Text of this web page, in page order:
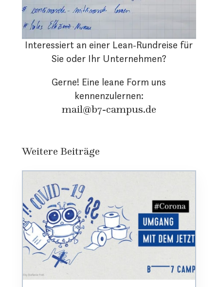
Interessiert an einer Lean-Rundreise für
Sie oder Ihr Unternehmen?
Gerne! Eine leane Form uns
kennenzulernen:
mail@b7-campus.de
Weitere Beiträge